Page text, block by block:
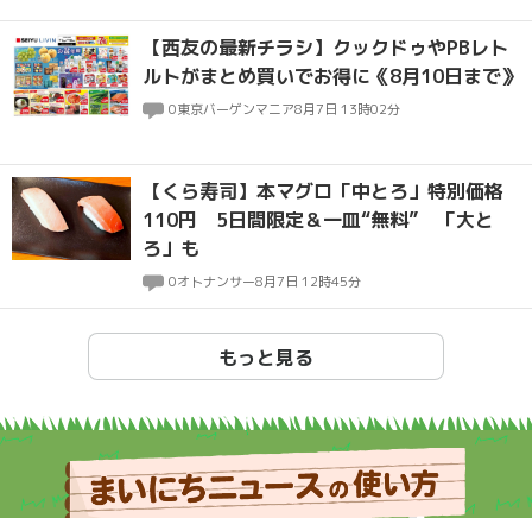
【西友の最新チラシ】クックドゥやPBレト
ルトがまとめ買いでお得に《8月10日まで》
0東京バーゲンマニア8月7日 13時02分
【くら寿司】本マグロ「中とろ」特別価格
110円 5日間限定＆一皿“無料” 「大と
ろ」も
0オトナンサー8月7日 12時45分
もっと見る